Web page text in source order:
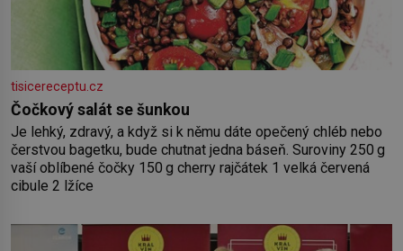
tisicereceptu.cz
Čočkový salát se šunkou
Je lehký, zdravý, a když si k němu dáte opečený chléb nebo
čerstvou bagetku, bude chutnat jedna báseň. Suroviny 250 g
vaší oblíbené čočky 150 g cherry rajčátek 1 velká červená
cibule 2 lžíce